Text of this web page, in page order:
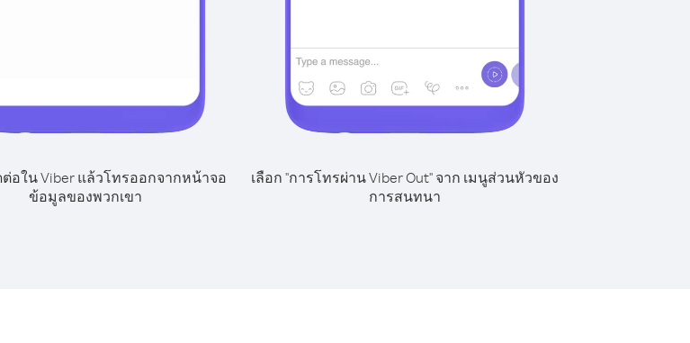
ต่อใน Viber แล้วโทรออกจากหน้าจอ
ข้อมูลของพวกเขา
เลือก "การโทรผ่าน Viber Out" จาก เมนูส่วนหัวของ
การสนทนา